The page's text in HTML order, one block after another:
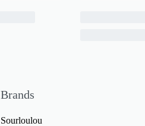
Brands
Sourloulou